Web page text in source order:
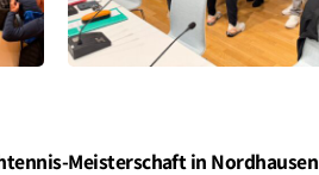
Meisterschaft in Nordhausen